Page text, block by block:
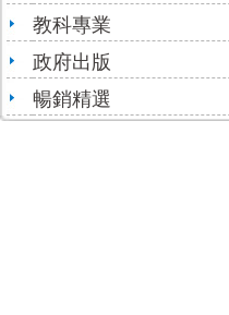
教科專業
政府出版
暢銷精選